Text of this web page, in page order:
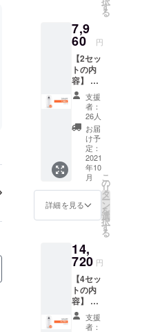
日本のクラ
ウドファン
ディング業
界の実行者
として1位の
記録です。
個々のプロ
ジェクトに
ついても、1
億円を達成
した「Warm
Geek」をは
じめ、国内
ファンディ
ングの傘部
門では 1～3
位、掃除機
部門では1、
2位をそれぞ
ざいま
す。 ※
送料込
の価格
となり
ます。
※商品の
仕様、
デザイ
ンに関
しまし
ては一
部変更
になる
可能性
もござ
いま
い。
す
る
7,9
60 円
【2セッ
トの内
容】 ・
「Ther
moDoc
k」x2
・日本
語取扱
説明書
届け時
期は、
生産、
配送状
況によ
り遅れ
性もご
ざいま
す。 ※
送料込
の価格
となり
ます。
※商品の
支援
者：
26人
お届
け予
定：
2021
年10
月
詳細を見る
こ
の
リ
タ
ー
ン
を
選
択
す
る
14,
720 円
【4セッ
トの内
容】 ・
「Ther
moDoc
支援
者：